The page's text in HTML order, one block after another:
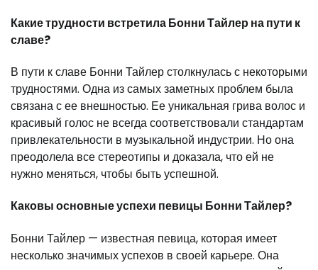
Какие трудности встретила Бонни Тайлер на пути к
славе?
В пути к славе Бонни Тайлер столкнулась с некоторыми
трудностями. Одна из самых заметных проблем была
связана с ее внешностью. Ее уникальная грива волос и
красивый голос не всегда соответствовали стандартам
привлекательности в музыкальной индустрии. Но она
преодолела все стереотипы и доказала, что ей не
нужно меняться, чтобы быть успешной.
Каковы основные успехи певицы Бонни Тайлер?
Бонни Тайлер — известная певица, которая имеет
несколько значимых успехов в своей карьере. Она